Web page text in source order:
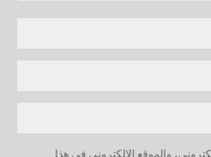
والموقع الإلكتروني في هذا